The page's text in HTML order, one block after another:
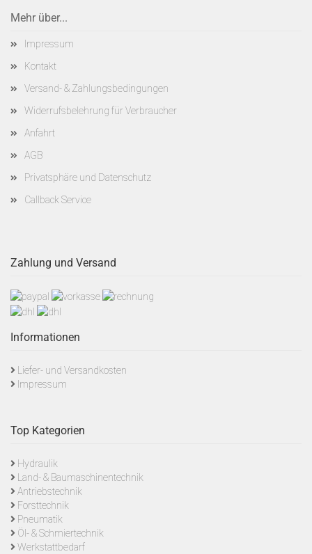
Mehr über...
Impressum
Kontakt
Versand- & Zahlungsbedingungen
Widerrufsbelehrung für Verbraucher
Anfahrt
AGB
Privatsphäre und Datenschutz
Callback Service
Zahlung und Versand
Informationen
Liefer- und Versandkosten
Impressum
Top Kategorien
Hydraulik
Land- & Baumaschinentechnik
Antriebstechnik
Forsttechnik
Pneumatik
Öl- & Schmiertechnik
Werkstattbedarf